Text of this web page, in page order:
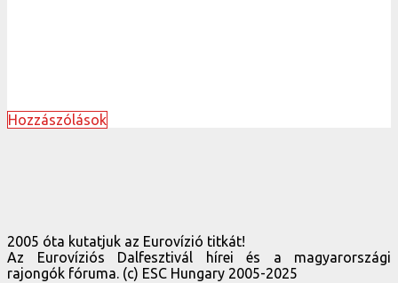
Hozzászólások
2005 óta kutatjuk az Eurovízió titkát!
Az Eurovíziós Dalfesztivál hírei és a magyarországi
rajongók fóruma. (c) ESC Hungary 2005-2025